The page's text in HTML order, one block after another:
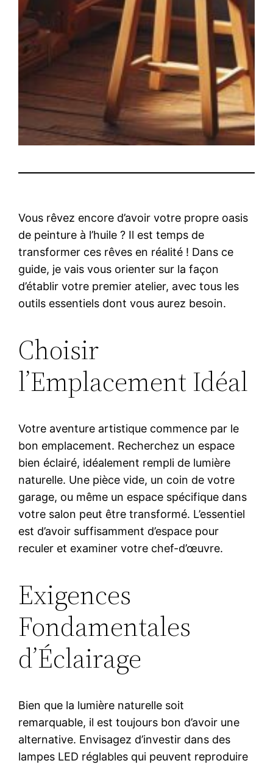
Vous rêvez encore d’avoir votre propre oasis
de peinture à l’huile ? Il est temps de
transformer ces rêves en réalité ! Dans ce
guide, je vais vous orienter sur la façon
d’établir votre premier atelier, avec tous les
outils essentiels dont vous aurez besoin.
Choisir
l’Emplacement Idéal
Votre aventure artistique commence par le
bon emplacement. Recherchez un espace
bien éclairé, idéalement rempli de lumière
naturelle. Une pièce vide, un coin de votre
garage, ou même un espace spécifique dans
votre salon peut être transformé. L’essentiel
est d’avoir suffisamment d’espace pour
reculer et examiner votre chef-d’œuvre.
Exigences
Fondamentales
d’Éclairage
Bien que la lumière naturelle soit
remarquable, il est toujours bon d’avoir une
alternative. Envisagez d’investir dans des
lampes LED réglables qui peuvent reproduire